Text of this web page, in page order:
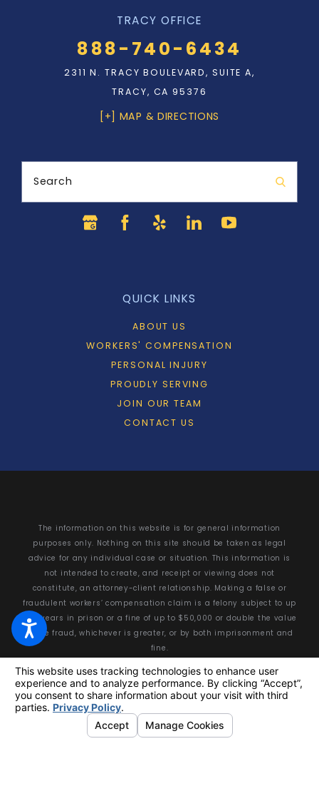
TRACY OFFICE
888-740-6434
2311 N. TRACY BOULEVARD, SUITE A,
TRACY, CA 95376
[+] MAP & DIRECTIONS
Search
QUICK LINKS
ABOUT US
WORKERS' COMPENSATION
PERSONAL INJURY
PROUDLY SERVING
JOIN OUR TEAM
CONTACT US
The information on this website is for general information
purposes only. Nothing on this site should be taken as legal
advice for any individual case or situation. This information is
not intended to create, and receipt or viewing does not
constitute, an attorney-client relationship. Making a false or
fraudulent workers’ compensation claim is a felony subject to up
to 5 years in prison or a fine of up to $50,000 or double the value
of the fraud, whichever is greater, or by both imprisonment and
fine.
© 2026 All Rights Reserved.Your Privacy Choices
Site Map
Privacy Policy